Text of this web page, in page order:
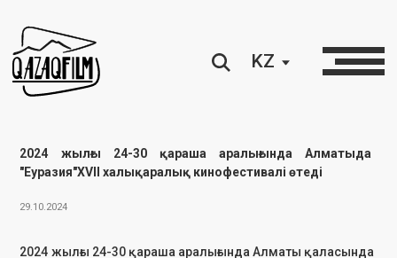
29.10.2024
2024 жылғы 24-30 қараша аралығында Алматы қаласында